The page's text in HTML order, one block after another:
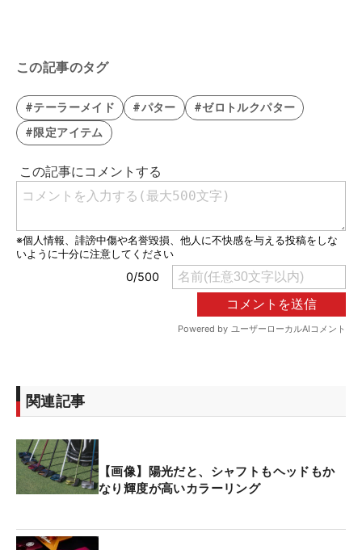
この記事のタグ
#テーラーメイド #パター
#ゼロトルクパター
#限定アイテム
関連記事
【画像】陽光だと、シャフトもヘッドもか
なり輝度が高いカラーリング